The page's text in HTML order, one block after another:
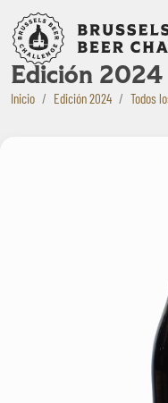
Edición 2024
Inicio Edición 2024 Todos